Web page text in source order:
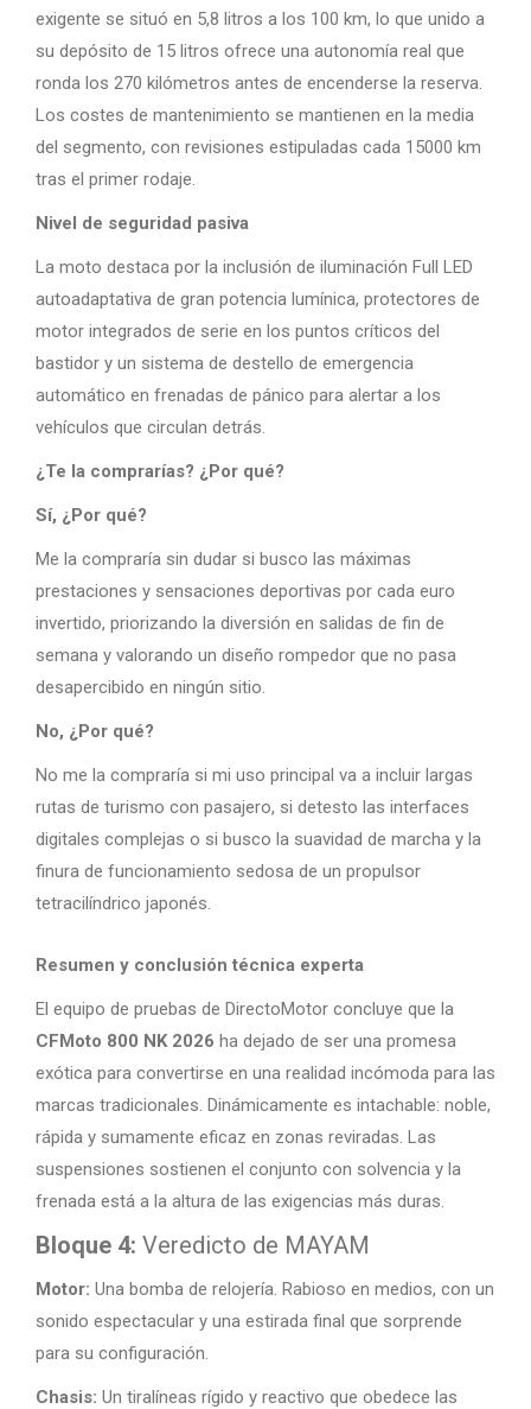
exigente se situó en 5,8 litros a los 100 km, lo que unido a
su depósito de 15 litros ofrece una autonomía real que
ronda los 270 kilómetros antes de encenderse la reserva.
Los costes de mantenimiento se mantienen en la media
del segmento, con revisiones estipuladas cada 15000 km
tras el primer rodaje.
Nivel de seguridad pasiva
La moto destaca por la inclusión de iluminación Full LED
autoadaptativa de gran potencia lumínica, protectores de
motor integrados de serie en los puntos críticos del
bastidor y un sistema de destello de emergencia
automático en frenadas de pánico para alertar a los
vehículos que circulan detrás.
¿Te la comprarías? ¿Por qué?
Sí, ¿Por qué?
Me la compraría sin dudar si busco las máximas
prestaciones y sensaciones deportivas por cada euro
invertido, priorizando la diversión en salidas de fin de
semana y valorando un diseño rompedor que no pasa
desapercibido en ningún sitio.
No, ¿Por qué?
No me la compraría si mi uso principal va a incluir largas
rutas de turismo con pasajero, si detesto las interfaces
digitales complejas o si busco la suavidad de marcha y la
finura de funcionamiento sedosa de un propulsor
tetracilíndrico japonés.
Resumen y conclusión técnica experta
El equipo de pruebas de DirectoMotor concluye que la
CFMoto 800 NK 2026 ha dejado de ser una promesa
exótica para convertirse en una realidad incómoda para las
marcas tradicionales. Dinámicamente es intachable: noble,
rápida y sumamente eficaz en zonas reviradas. Las
suspensiones sostienen el conjunto con solvencia y la
frenada está a la altura de las exigencias más duras.
Bloque 4: Veredicto de MAYAM
Motor: Una bomba de relojería. Rabioso en medios, con un
sonido espectacular y una estirada final que sorprende
para su configuración.
Chasis: Un tiralíneas rígido y reactivo que obedece las